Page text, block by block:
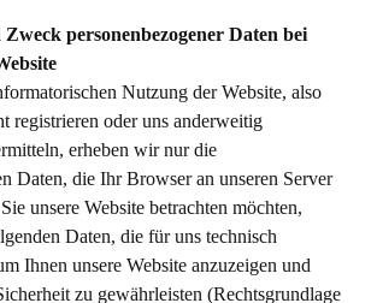
personenbezogener Daten bei
Nutzung der Website, also
registrieren oder uns anderweitig
erheben wir nur die
Daten, die Ihr Browser an unseren Server
unsere Website betrachten möchten,
Daten, die für uns technisch
Ihnen unsere Website anzuzeigen und
zu gewährleisten (Rechtsgrundlage